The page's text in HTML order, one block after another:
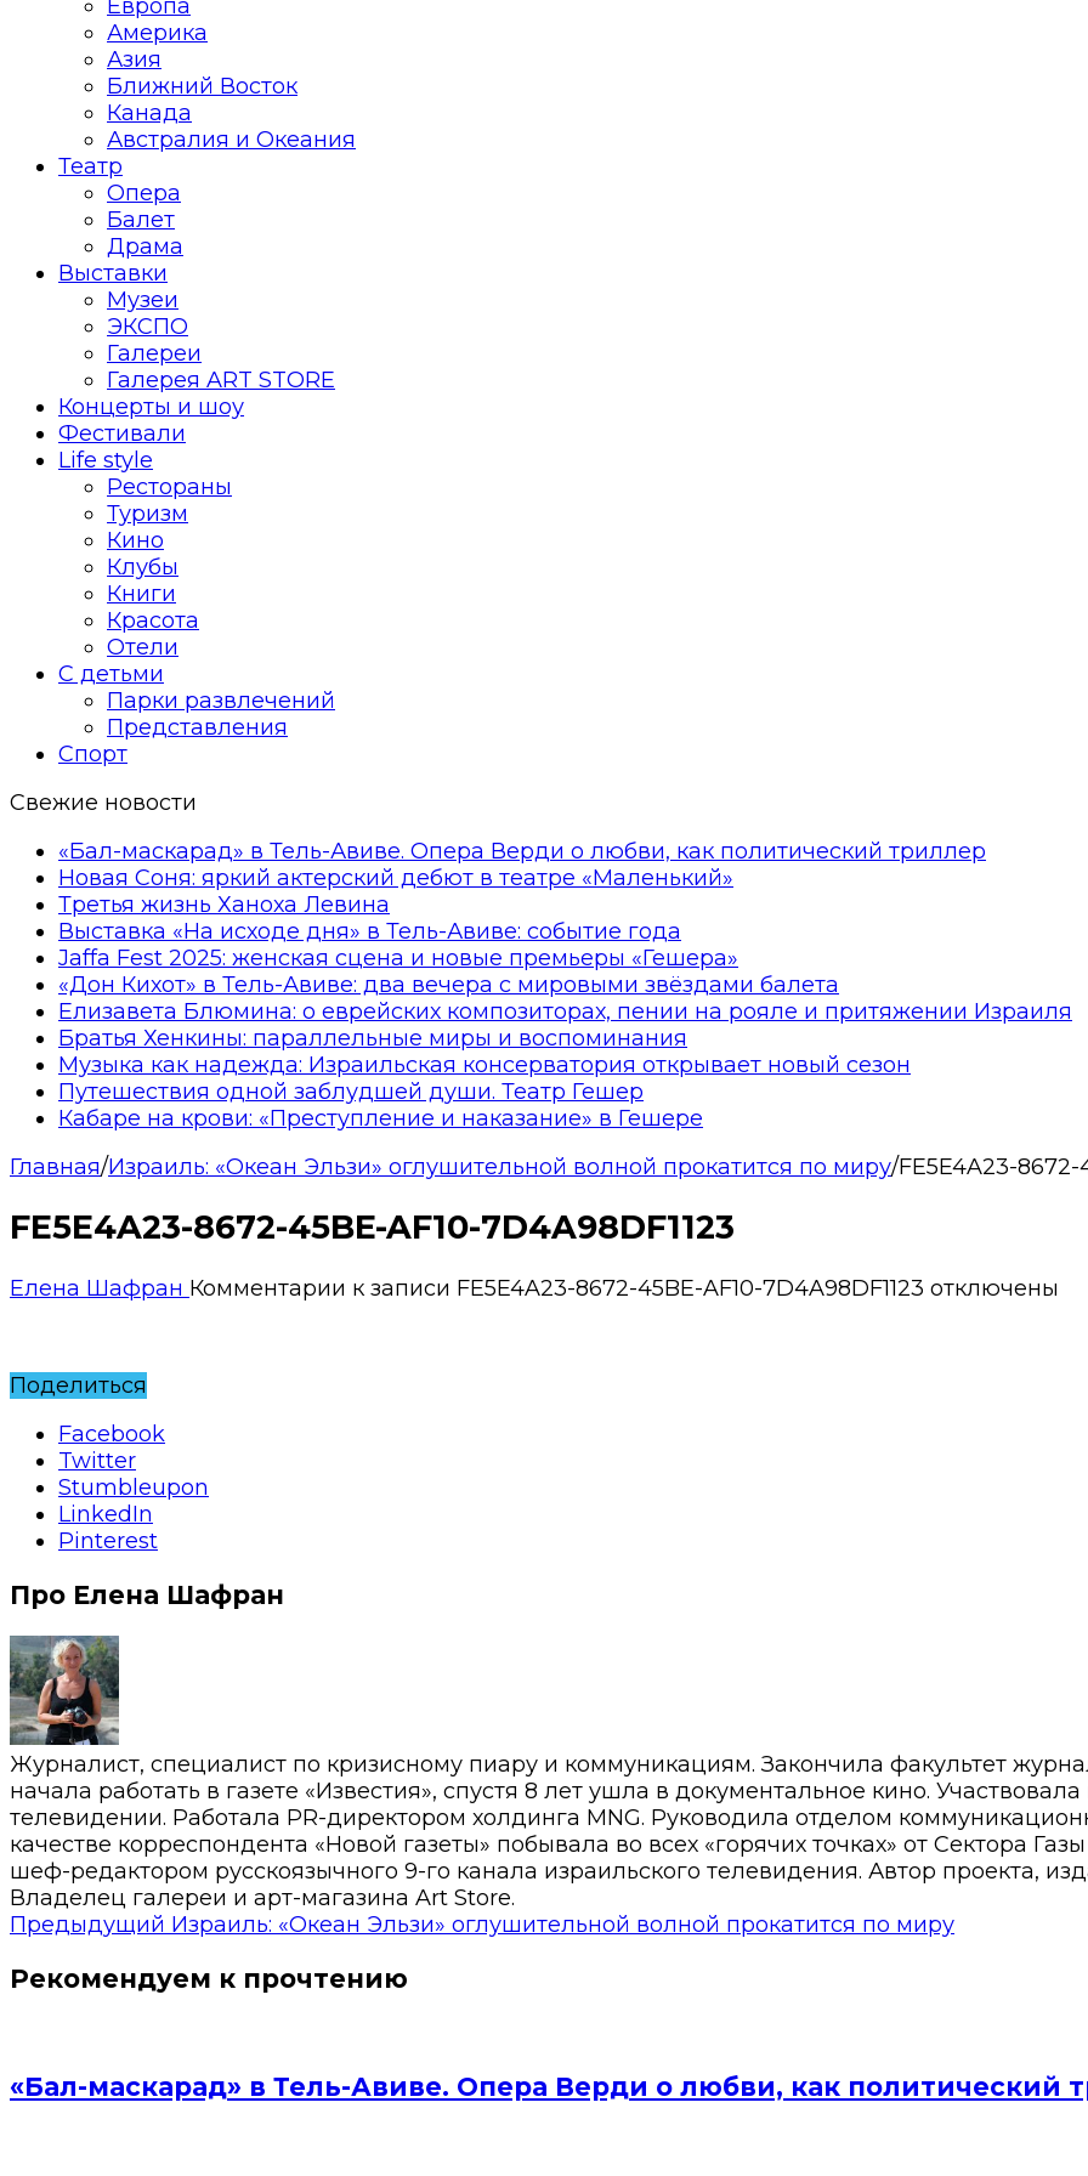
Европа
Америка
Азия
Ближний Восток
Канада
Австралия и Океания
Театр
Опера
Балет
Драма
Выставки
Музеи
ЭКСПО
Галереи
Галерея ART STORE
Концерты и шоу
Фестивали
Life style
Рестораны
Туризм
Кино
Клубы
Книги
Красота
Отели
С детьми
Парки развлечений
Представления
Спорт
Свежие новости
«Бал-маскарад» в Тель-Авиве. Опера Верди о любви, как политический триллер
Новая Соня: яркий актерский дебют в театре «Маленький»
Третья жизнь Ханоха Левина
Выставка «На исходе дня» в Тель-Авиве: событие года
Jaffa Fest 2025: женская сцена и новые премьеры «Гешера»
«Дон Кихот» в Тель-Авиве: два вечера с мировыми звёздами балета
Елизавета Блюмина: о еврейских композиторах, пении на рояле и притяжении Израиля
Братья Хенкины: параллельные миры и воспоминания
Музыка как надежда: Израильская консерватория открывает новый сезон
Путешествия одной заблудшей души. Театр Гешер
Кабаре на крови: «Преступление и наказание» в Гешере
Главная/Израиль: «Океан Эльзи» оглушительной волной прокатится по миру/FE5E4A23-8672-
FE5E4A23-8672-45BE-AF10-7D4A98DF1123
Елена Шафран Комментарии к записи FE5E4A23-8672-45BE-AF10-7D4A98DF1123 отключены
Поделиться
Facebook
Twitter
Stumbleupon
LinkedIn
Pinterest
Про Елена Шафран
Журналист, специалист по кризисному пиару и коммуникациям. Закончила факультет
начала работать в газете «Известия», спустя 8 лет ушла в документальное кино.
телевидении. Работала PR-директором холдинга MNG. Руководила отделом
качестве корреспондента «Новой газеты» побывала во всех «горячих точках» от Сектора
шеф-редактором русскоязычного 9-го канала израильского телевидения. Автор проекта,
Владелец галереи и арт-магазина Art Store.
Предыдущий Израиль: «Океан Эльзи» оглушительной волной прокатится по миру
Рекомендуем к прочтению
«Бал-маскарад» в Тель-Авиве. Опера Верди о любви, как политический